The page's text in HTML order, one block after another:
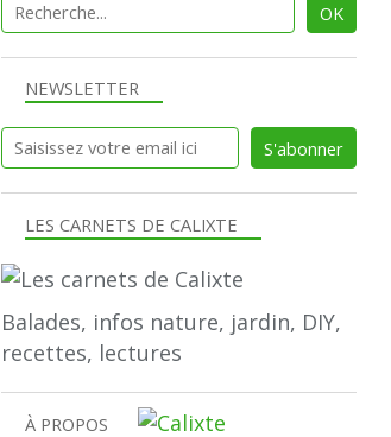
NEWSLETTER
LES CARNETS DE CALIXTE
Balades, infos nature, jardin, DIY,
recettes, lectures
À PROPOS